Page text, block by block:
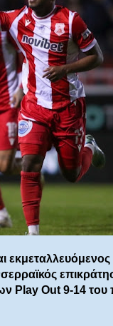
Play Out 9-14